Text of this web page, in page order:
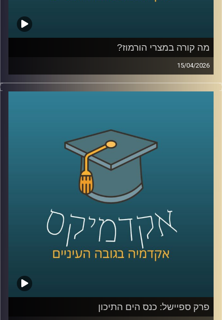
מהשירות כחייל בודד בצנחנים, דרך שליחויות ברחבי העולם,
בברית המועצות לשעבר, בקייפטאון, בוסטון ורומא ועד
לעבודה יומיומית עם אלפי סטודנטים בינלאומיים, הוא רואה
מקרוב איך העולם משתנה, ואיך צעירים יהודים מקבלים
החלטות שמעצבות את העתיד שלהם.
אז מה באמת קורה היום בקמפוסים?
AudioVersity
מה קורה במצרי הורמוז?
15/04/2026
בשבועות האחרונים אנחנו שומעים אמירות דרמטיות סביב
מצרי הורמוז, דיבורים על מצור, איומים מצד איראן, ואפילו
אבל מה שמעניין הוא שלא צריך מלחמה בפועל כדי להזיז את
העולם, מספיק חשש.
איך מעבר ימי יחסית קטן מצליח להשפיע על מחירי האנרגיה,
על שרשראות אספקה, ובסוף גם על יוקר המחיה של כולנו?
ולמה גם מדינות שלא תלויות בו ישירות, עדיין מושפעות מכל
מה שקורה שם?
כדי להבין את כל זאת ועוד, נמצא איתנו היום אברי שכטר, מנהל
מכון ינאי לביטחון אנרגטי באוניברסיטת רייכמן
פרק ספיישל: כנס הים התיכון